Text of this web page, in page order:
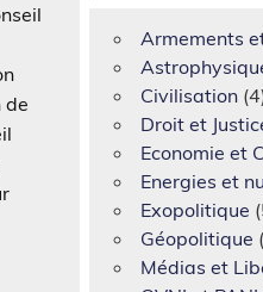
de
Armements
Civilisation
Droit et
Economie et
Energies et
Exopolitique
Géopolitique
Médias et